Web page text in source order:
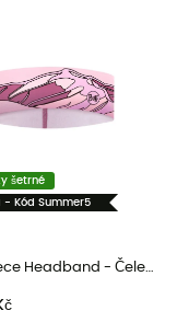
šetrné
- Kód Summer5
Tech Fleece Headband - Čelenka